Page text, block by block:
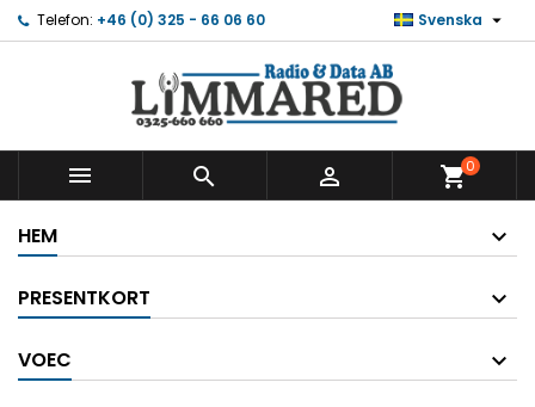
Telefon: +46 (0) 325 - 66 06 60 Svenska 
   shopping_cart0
HEM
PRESENTKORT
VOEC